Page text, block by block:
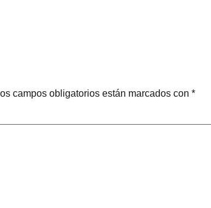
campos obligatorios están marcados con *